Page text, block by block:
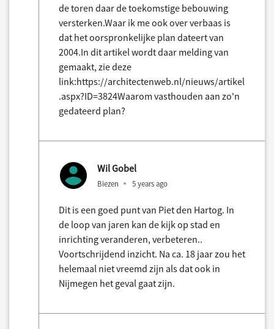
de toren daar de toekomstige bebouwing
versterken.Waar ik me ook over verbaas is
dat het oorspronkelijke plan dateert van
2004.In dit artikel wordt daar melding van
gemaakt, zie deze
link:https://architectenweb.nl/nieuws/artikel
.aspx?ID=3824Waarom vasthouden aan zo'n
gedateerd plan?
Wil Gobel
Biezen 5 years ago
Dit is een goed punt van Piet den Hartog. In
de loop van jaren kan de kijk op stad en
inrichting veranderen, verbeteren..
Voortschrijdend inzicht. Na ca. 18 jaar zou het
helemaal niet vreemd zijn als dat ook in
Nijmegen het geval gaat zijn.